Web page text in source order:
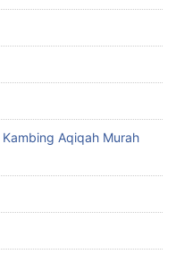
Aqiqah Murah